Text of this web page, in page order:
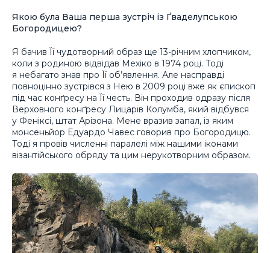
Якою була Ваша перша зустріч із Ґваделупською
Богородицею?
Я бачив Її чудотворний образ ще 13-річним хлопчиком,
коли з родиною відвідав Мехіко в 1974 році. Тоді
я небагато знав про Її об’явлення. Але насправді
повноцінно зустрівся з Нею в 2009 році вже як єпископ
під час конґресу на Її честь. Він проходив одразу після
Верховного конґресу Лицарів Колумба, який відбувся
у Феніксі, штат Арізона. Мене вразив запал, із яким
монсеньйор Едуардо Чавес говорив про Богородицю.
Тоді я провів численні паралелі між нашими іконами
візантійського обряду та цим нерукотворним образом.